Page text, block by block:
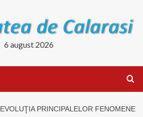
6 august 2026
EVOLUŢIA PRINCIPALELOR FENOMENE